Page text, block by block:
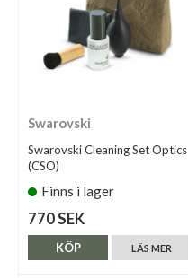
Swarovski
Swarovski Cleaning Set Optics
(CSO)
Finns i lager
770 SEK
LÄS MER
KÖP